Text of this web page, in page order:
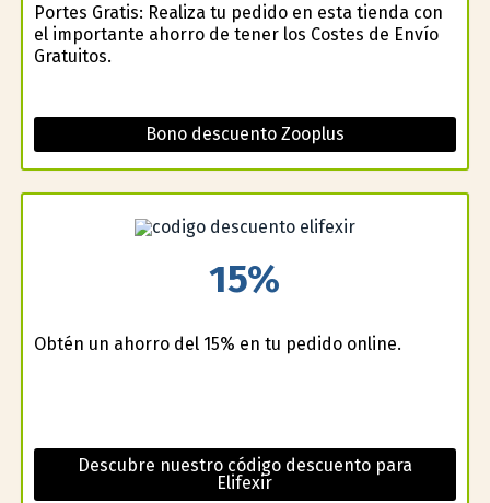
Portes Gratis: Realiza tu pedido en esta tienda con
el importante ahorro de tener los Costes de Envío
Gratuitos.
Bono descuento Zooplus
15%
Obtén un ahorro del 15% en tu pedido online.
Descubre nuestro código descuento para
Elifexir